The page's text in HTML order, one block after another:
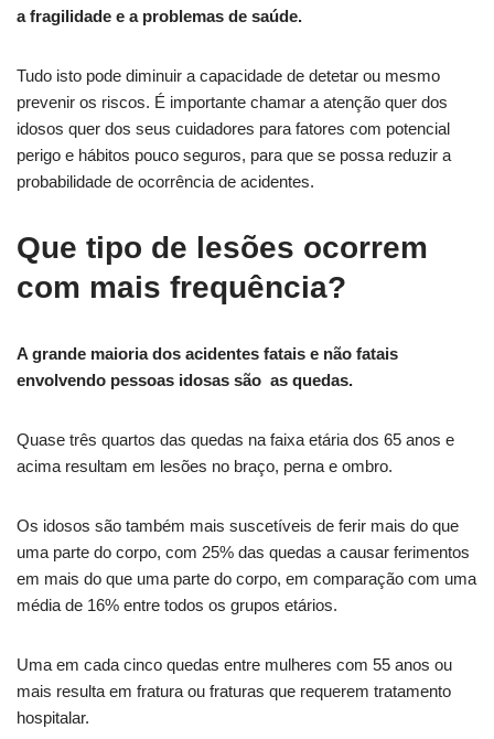
a fragilidade e a problemas de saúde.
Tudo isto pode diminuir a capacidade de detetar ou mesmo
prevenir os riscos. É importante chamar a atenção quer dos
idosos quer dos seus cuidadores para fatores com potencial
perigo e hábitos pouco seguros, para que se possa reduzir a
probabilidade de ocorrência de acidentes.
Que tipo de lesões ocorrem
com mais frequência?
A grande maioria dos acidentes fatais e não fatais
envolvendo pessoas idosas são as quedas.
Quase três quartos das quedas na faixa etária dos 65 anos e
acima resultam em lesões no braço, perna e ombro.
Os idosos são também mais suscetíveis de ferir mais do que
uma parte do corpo, com 25% das quedas a causar ferimentos
em mais do que uma parte do corpo, em comparação com uma
média de 16% entre todos os grupos etários.
Uma em cada cinco quedas entre mulheres com 55 anos ou
mais resulta em fratura ou fraturas que requerem tratamento
hospitalar.